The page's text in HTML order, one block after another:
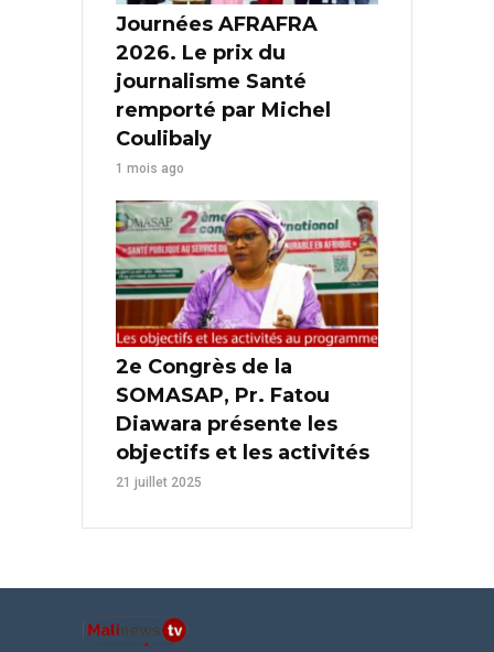
Journées AFRAFRA
2026. Le prix du
journalisme Santé
remporté par Michel
Coulibaly
1 mois ago
2e Congrès de la
SOMASAP, Pr. Fatou
Diawara présente les
objectifs et les activités
21 juillet 2025